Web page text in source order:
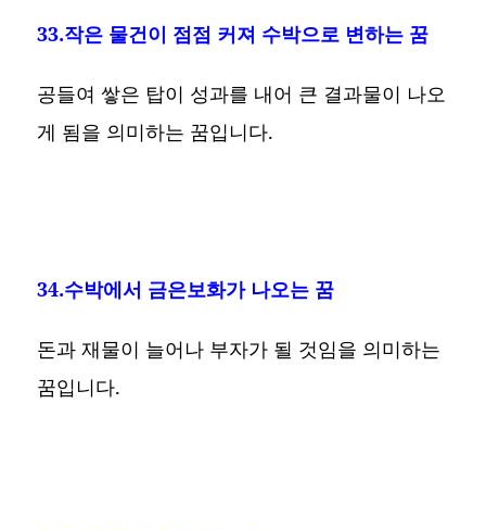
33.작은 물건이 점점 커져 수박으로 변하는 꿈
공들여 쌓은 탑이 성과를 내어 큰 결과물이 나오
게 됨을 의미하는 꿈입니다.
34.수박에서 금은보화가 나오는 꿈
돈과 재물이 늘어나 부자가 될 것임을 의미하는
꿈입니다.